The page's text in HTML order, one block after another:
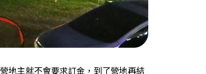
地主就不會要求訂金，到了營地再結